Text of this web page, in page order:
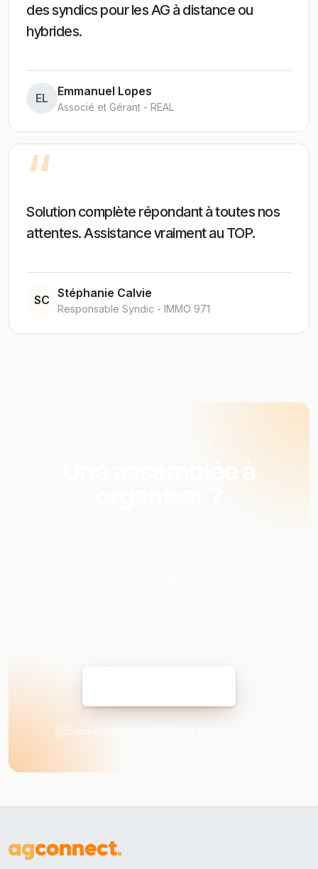
des syndics pour les AG à distance ou
hybrides.
EL
Emmanuel Lopes
Associé et Gérant - REAL
“
Solution complète répondant à toutes nos
attentes. Assistance vraiment au TOP.
SC
Stéphanie Calvie
Responsable Syndic - IMMO 971
Une assemblée à
Sans engagement